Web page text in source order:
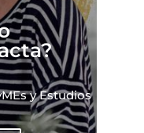
y Estudios